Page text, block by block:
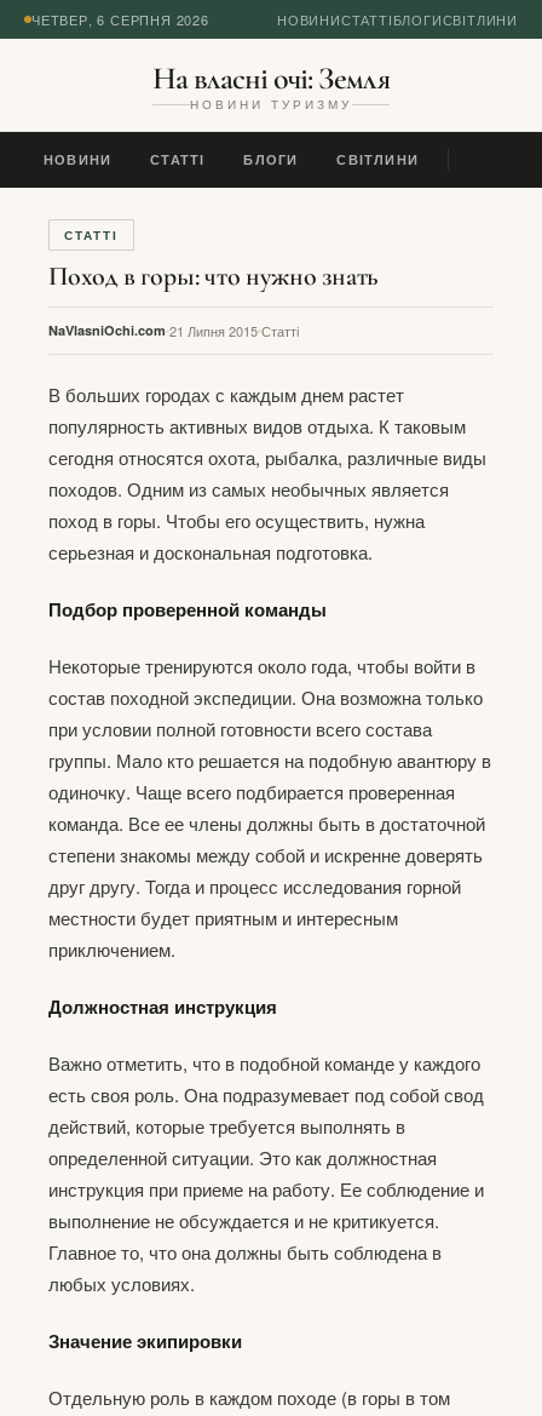
ЧЕТВЕР, 6 СЕРПНЯ 2026 НОВИНИСТАТТІБЛОГИСВІТЛИНИ
На власні очі: Земля
НОВИНИ ТУРИЗМУ
НОВИНИ СТАТТІ БЛОГИ СВІТЛИНИ
СТАТТІ
Поход в горы: что нужно знать
NaVlasniOchi.com 21 Липня 2015Статті
В больших городах с каждым днем растет
популярность активных видов отдыха. К таковым
сегодня относятся охота, рыбалка, различные виды
походов. Одним из самых необычных является
поход в горы. Чтобы его осуществить, нужна
серьезная и доскональная подготовка.
Подбор проверенной команды
Некоторые тренируются около года, чтобы войти в
состав походной экспедиции. Она возможна только
при условии полной готовности всего состава
группы. Мало кто решается на подобную авантюру в
одиночку. Чаще всего подбирается проверенная
команда. Все ее члены должны быть в достаточной
степени знакомы между собой и искренне доверять
друг другу. Тогда и процесс исследования горной
местности будет приятным и интересным
приключением.
Должностная инструкция
Важно отметить, что в подобной команде у каждого
есть своя роль. Она подразумевает под собой свод
действий, которые требуется выполнять в
определенной ситуации. Это как должностная
инструкция при приеме на работу. Ее соблюдение и
выполнение не обсуждается и не критикуется.
Главное то, что она должны быть соблюдена в
любых условиях.
Значение экипировки
Отдельную роль в каждом походе (в горы в том